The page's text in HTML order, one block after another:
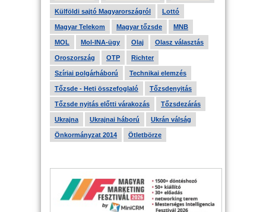
Külföldi sajtó Magyarországról Lottó
Magyar Telekom Magyar tőzsde MNB
MOL Mol-INA-ügy Olaj Olasz választás
Oroszország OTP Richter
Szíriai polgárháború Technikai elemzés
Tőzsde - Heti összefoglaló Tőzsdenyitás
Tőzsde nyitás előtti várakozás Tőzsdezárás
Ukrajna Ukrajnai háború Ukrán válság
Önkormányzat 2014 Ötletbörze